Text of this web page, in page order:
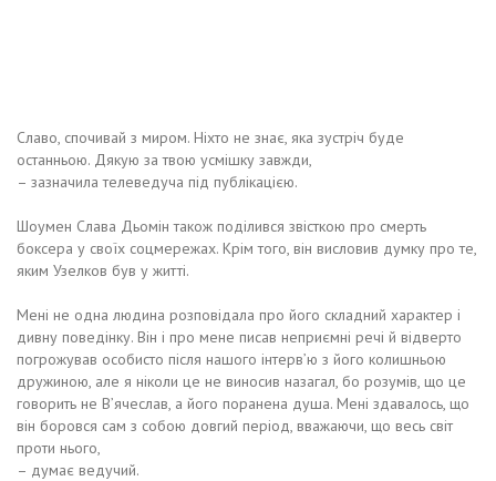
Славо, спочивай з миром. Ніхто не знає, яка зустріч буде
останньою. Дякую за твою усмішку завжди,
– зазначила телеведуча під публікацією.
Шоумен Слава Дьомін також поділився звісткою про смерть
боксера у своїх соцмережах. Крім того, він висловив думку про те,
яким Узелков був у житті.
Мені не одна людина розповідала про його складний характер і
дивну поведінку. Він і про мене писав неприємні речі й відверто
погрожував особисто після нашого інтерв’ю з його колишньою
дружиною, але я ніколи це не виносив назагал, бо розумів, що це
говорить не В’ячеслав, а його поранена душа. Мені здавалось, що
він боровся сам з собою довгий період, вважаючи, що весь світ
проти нього,
– думає ведучий.